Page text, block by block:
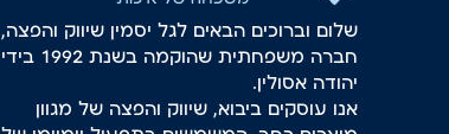
שלום וברוכים הבאים לגל יסמין שיווק והפצה,
חברה משפחתית שהוקמה בשנת 1992 בידי
יהודה אסולין.
אנו עוסקים ביבוא, שיווק והפצה של מגוון